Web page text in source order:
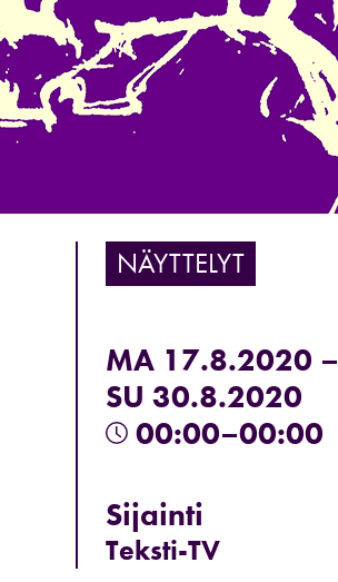
NÄYTTELYT
MA 17.8.2020 –
SU 30.8.2020
00:00–00:00
Sijainti
Teksti-TV